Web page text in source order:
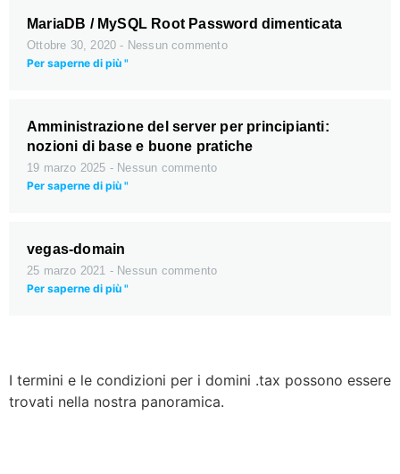
MariaDB / MySQL Root Password dimenticata
Ottobre 30, 2020
Nessun commento
Per saperne di più "
Amministrazione del server per principianti:
nozioni di base e buone pratiche
19 marzo 2025
Nessun commento
Per saperne di più "
vegas-domain
25 marzo 2021
Nessun commento
Per saperne di più "
I termini e le condizioni per i domini .tax possono essere
trovati nella nostra panoramica.